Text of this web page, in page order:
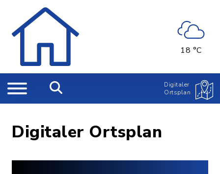
18 °C
Digitaler
Ortsplan
Digitaler Ortsplan